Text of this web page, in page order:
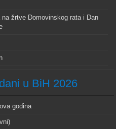
žrtve Domovinskog rata i Dan
u BiH 2026
godina